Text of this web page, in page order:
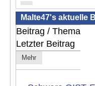
Malte47's aktuelle
Beitrag / Thema
Letzter Beitrag
Mehr